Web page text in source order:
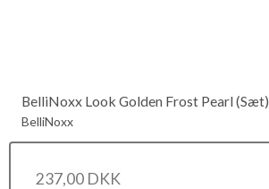
BelliNoxx Look Golden Frost Pearl (Sæt)
BelliNoxx
237,00 DKK